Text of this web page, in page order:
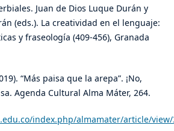
Juan de Dios Luque Durán y
(eds.). La creatividad en el lenguaje:
y fraseología (409-456), Granada
“Más paisa que la arepa”. ¡No,
Agenda Cultural Alma Máter, 264.
index.php/almamater/article/view/